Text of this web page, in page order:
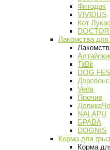
Фитодок
VIVIDUS
Кот Лукас
Лакомства для
TitBit
DOG
Veda
Прочие
NALAPU
БРАВА
DOGNIS
Корма для
Корма